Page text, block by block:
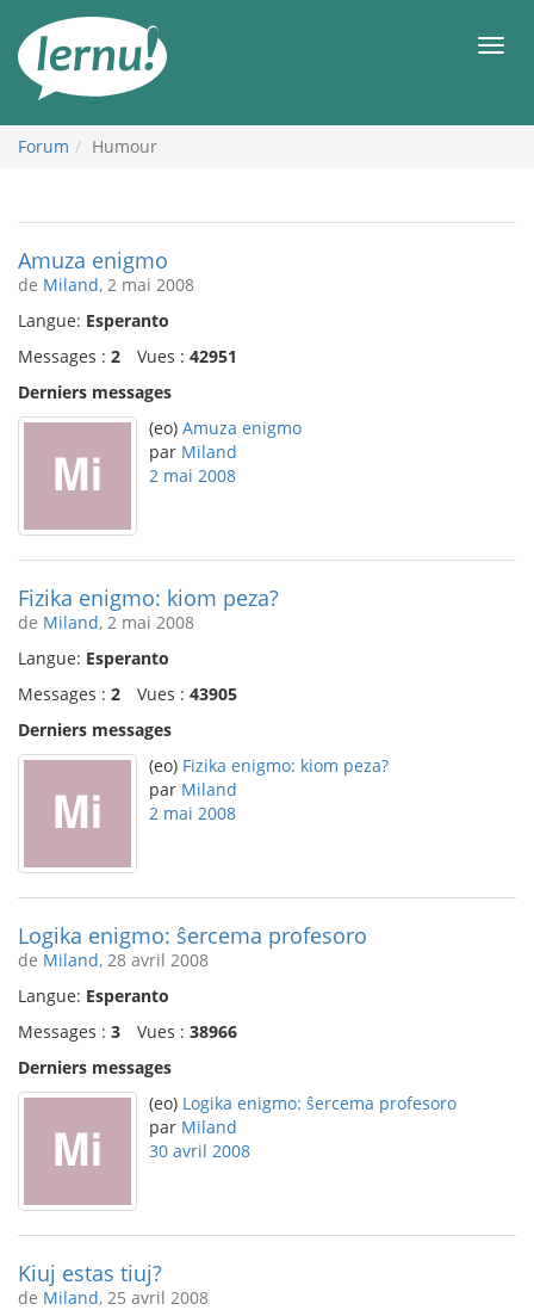
contenu
Forum Humour
Amuza enigmo
de Miland, 2 mai 2008
Langue: Esperanto
Messages : 2 Vues : 42951
Derniers messages
(eo) Amuza enigmo
par Miland
2 mai 2008
Fizika enigmo: kiom peza?
de Miland, 2 mai 2008
Langue: Esperanto
Messages : 2 Vues : 43905
Derniers messages
(eo) Fizika enigmo: kiom peza?
par Miland
2 mai 2008
Logika enigmo: ŝercema profesoro
de Miland, 28 avril 2008
Langue: Esperanto
Messages : 3 Vues : 38966
Derniers messages
(eo) Logika enigmo: ŝercema profesoro
par Miland
30 avril 2008
Kiuj estas tiuj?
de Miland, 25 avril 2008